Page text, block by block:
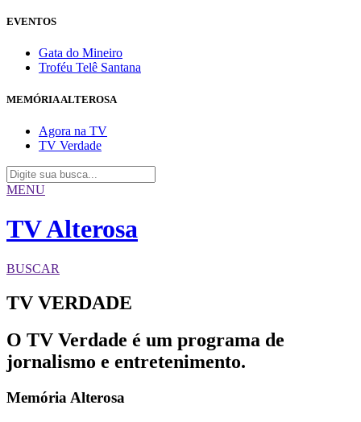
EVENTOS
Gata do Mineiro
Troféu Telê Santana
MEMÓRIA ALTEROSA
Agora na TV
TV Verdade
MENU
TV Alterosa
BUSCAR
TV VERDADE
O TV Verdade é um programa de
jornalismo e entretenimento.
Memória Alterosa